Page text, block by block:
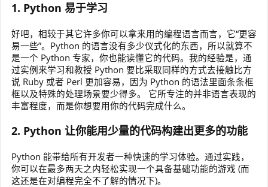
1. Python 易于学习
好吧，相较于其它许多你可以拿来用的编程语言而言，它“更容
易一些”。Python 的语言没有多少仪式化的东西，所以就算不
是一个 Python 专家，你也能读懂它的代码。我的经验是，通
过实例来学习和教授 Python 要比采取同样的方式去接触比方
说 Ruby 或者 Perl 更加容易，因为 Python 的语法里面条条框
框以及特殊的处理场景要少得多。 它所专注的并非语言表现的
丰富程度，而是你想要用你的代码完成什么。
2. Python 让你能用少量的代码构建出更多的功能
Python 能带给所有开发者一种快速的学习体验。通过实践，
你可以在最多两天之内轻松实现一个具备基础功能的游戏 (而
这还是在对编程完全不了解的情况下)。